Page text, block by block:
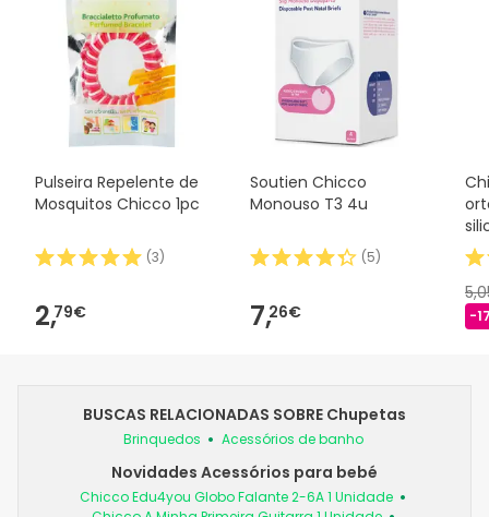
Pulseira Repelente de
Mosquitos Chicco 1pc
(3)
2,79€
Soutien Chicco
Monouso T3 4u
(5)
7,26€ -
BUSCAS RELACIONADAS SOBRE Chupetas
Brinquedos Acessórios de banho
Novidades Acessórios para bebé
Chicco Edu4you Globo Falante 2-6A 1 Unidade